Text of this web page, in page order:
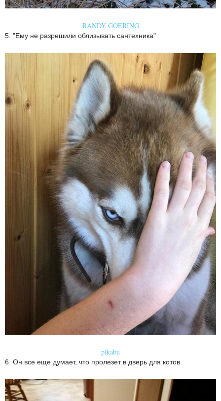
RANDY GOERING
5. "Ему не разрешили облизывать сантехника"
pikabu
6. Он все еще думает, что пролезет в дверь для котов